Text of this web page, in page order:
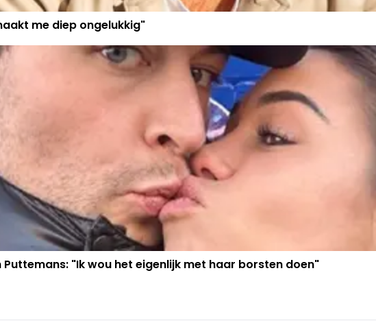
me diep ongelukkig"
"Ik wou het eigenlijk met haar borsten doen"